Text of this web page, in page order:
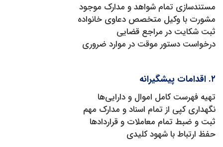
مستندسازی تمام شواهد و مدارک موجود
مشورت با وکیل متخصص دعاوی خانواده
ثبت شکایت در مراجع قضایی
درخواست دستور موقت در موارد ضروری
۲. اقدامات پیشگیرانه
تهیه فهرست کامل اموال و دارایی‌ها
نگهداری کپی از تمام اسناد و مدارک مهم
ثبت و ضبط تمام معاملات و قراردادها
حفظ ارتباط با شهود کلیدی